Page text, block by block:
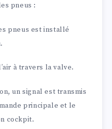
pneus :
pneus est installé
à travers la valve.
un signal est transmis
principale et le
cockpit.